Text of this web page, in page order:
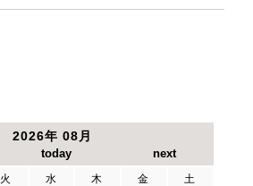
2026年 08月
火 水 木 金
土